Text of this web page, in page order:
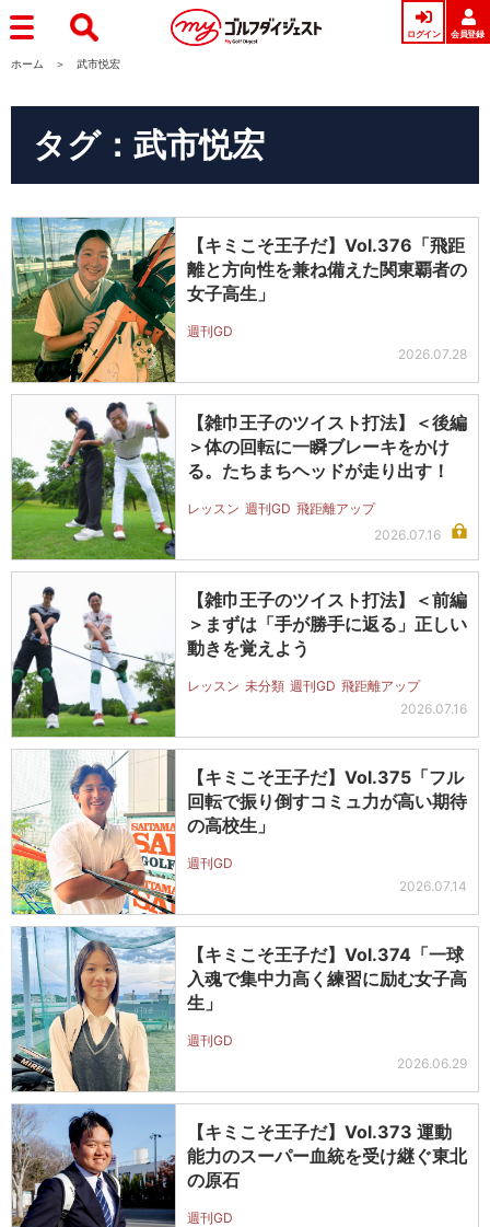
ログイン 会員登録
ホーム 武市悦宏
タグ：武市悦宏
【キミこそ王子だ】Vol.376「飛距
離と方向性を兼ね備えた関東覇者の
女子高生」
週刊GD
2026.07.28
【雑巾王子のツイスト打法】＜後編
＞体の回転に一瞬ブレーキをかけ
る。たちまちヘッドが走り出す！
レッスン 週刊GD 飛距離アップ
2026.07.16
【雑巾王子のツイスト打法】＜前編
＞まずは「手が勝手に返る」正しい
動きを覚えよう
レッスン 未分類 週刊GD 飛距離アップ
2026.07.16
【キミこそ王子だ】Vol.375「フル
回転で振り倒すコミュ力が高い期待
の高校生」
週刊GD
2026.07.14
【キミこそ王子だ】Vol.374「一球
入魂で集中力高く練習に励む女子高
生」
週刊GD
2026.06.29
【キミこそ王子だ】Vol.373 運動
能力のスーパー血統を受け継ぐ東北
の原石
週刊GD